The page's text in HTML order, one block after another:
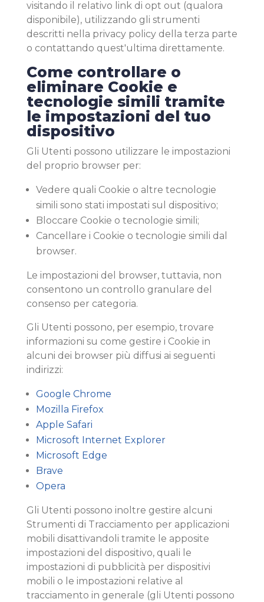
visitando il relativo link di opt out (qualora
disponibile), utilizzando gli strumenti
descritti nella privacy policy della terza parte
o contattando quest'ultima direttamente.
Come controllare o
eliminare Cookie e
tecnologie simili tramite
le impostazioni del tuo
dispositivo
Gli Utenti possono utilizzare le impostazioni
del proprio browser per:
Vedere quali Cookie o altre tecnologie
simili sono stati impostati sul dispositivo;
Bloccare Cookie o tecnologie simili;
Cancellare i Cookie o tecnologie simili dal
browser.
Le impostazioni del browser, tuttavia, non
consentono un controllo granulare del
consenso per categoria.
Gli Utenti possono, per esempio, trovare
informazioni su come gestire i Cookie in
alcuni dei browser più diffusi ai seguenti
indirizzi:
Google Chrome
Mozilla Firefox
Apple Safari
Microsoft Internet Explorer
Microsoft Edge
Brave
Opera
Gli Utenti possono inoltre gestire alcuni
Strumenti di Tracciamento per applicazioni
mobili disattivandoli tramite le apposite
impostazioni del dispositivo, quali le
impostazioni di pubblicità per dispositivi
mobili o le impostazioni relative al
tracciamento in generale (gli Utenti possono